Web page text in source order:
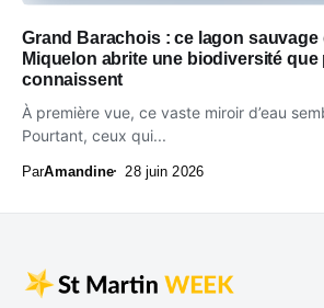
Grand Barachois : ce lagon sauvage
Miquelon abrite une biodiversité que
connaissent
À première vue, ce vaste miroir d’eau
Pourtant, ceux qui...
ParAmandine 28 juin 2026